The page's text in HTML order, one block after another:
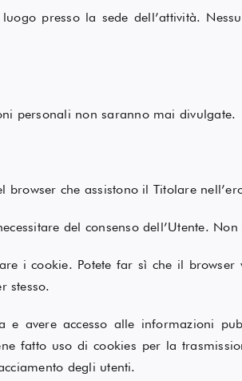
presso la sede dell’attività.
personali non saranno mai divulgate.
che assistono il Titolare
del consenso dell’Utente.
i cookie. Potete far sì che il
stesso.
avere accesso alle informazioni
fatto uso di cookies per la
degli utenti.